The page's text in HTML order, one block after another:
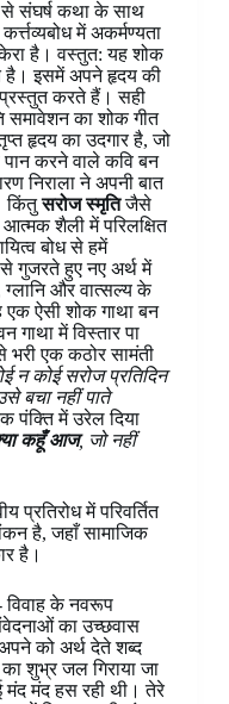
से संघर्ष कथा के साथ
में अकर्मण्यता
है। वस्तुत: यह शोक
है। इसमें अपने हृदय की
करते हैं। सही
समावेशन का शोक गीत
हृदय का उदगार है, जो
पान करने वाले कवि बन
निराला ने अपनी बात
किंतुसरोज स्मृतिजैसे
शैली में परिलक्षित
बोध से हमें
गुजरते हुए नए अर्थ में
और वात्सल्य के
एक ऐसी शोक गाथा बन
गाथा में विस्तार पा
भरी एक कठोर सामंती
न कोई सरोज प्रतिदिन
बचा नहीं पाते
पंक्ति में उरेल दिया
कहूँ आज, जो नहीं
प्रतिरोध में परिवर्तित
है, जहाँ सामाजिक
है।
विवाह के नवरूप
का उच्छवास
को अर्थ देते शब्द
शुभ्र जल गिराया जा
मंद हस रही थी। तेरे